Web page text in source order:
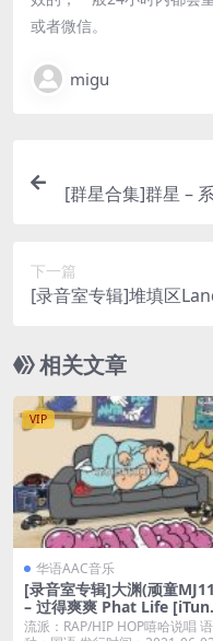
或者微信。
migu
[群星合集]群星 –
下一篇
[录音室专辑]堆填区
相关文章
VIP
华语AAC音乐
[录音室专辑]大渊(顽童
– 过得爽爽 Phat Life
Plus M4A]
流派：RAP/HIP HOP嘻哈说唱 语